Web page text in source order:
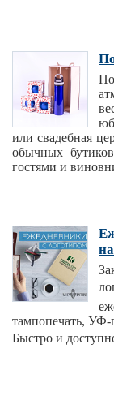
или свадебная
обычных
гостями и
тампопечать, УФ-
Быстро и